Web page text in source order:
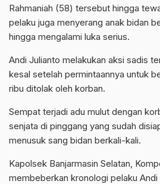
Rahmaniah (58) tersebut hingga
pelaku juga menyerang anak bidan
hingga mengalami luka serius.
Andi Julianto melakukan aksi sadis
kesal setelah permintaannya untuk
ribu ditolak oleh korban.
Sempat terjadi adu mulut dengan
senjata di pinggang yang sudah
menusuk sang bidan berkali-kali.
Kapolsek Banjarmasin Selatan,
membeberkan kronologi pelaku Andi